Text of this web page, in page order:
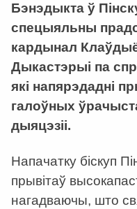
Бэнэдыкта ў
спецыяльны
кардынал
Дыкастэрыі па
які напярэдадні
галоўных
дыяцэзіі.
Напачатку біскуп
прывітаў
нагадваючы, што